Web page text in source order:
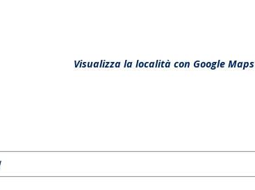
Visualizza la località con Google Maps